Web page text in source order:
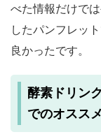
べた情報だけで
したパンフレッ
良かったです。
酵素ドリン
でのオスス